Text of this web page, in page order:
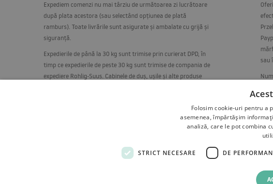
Expediem comenzi nu mai târziu de următoarea zi lucrătoare
după plata acestora (sau selectând opțiunea de plată
ramburs). Toate livrările sunt asigurate și ambalate cu grijă și
siguranță.
Expedierile de până la 30 kg sunt trimise prin curierat DPD, în
timp ce expedierile de peste 30 kg sunt trimise de compania de
expediere Rohlig-Suus. Cabinele de duș, ușile și alte produse
sau
Despre noi Retururi si reclamatii
Folosim cookie-uri pentru a
asemenea, împărtășim
analiză, care le pot combina
STRICT NECESARE DE